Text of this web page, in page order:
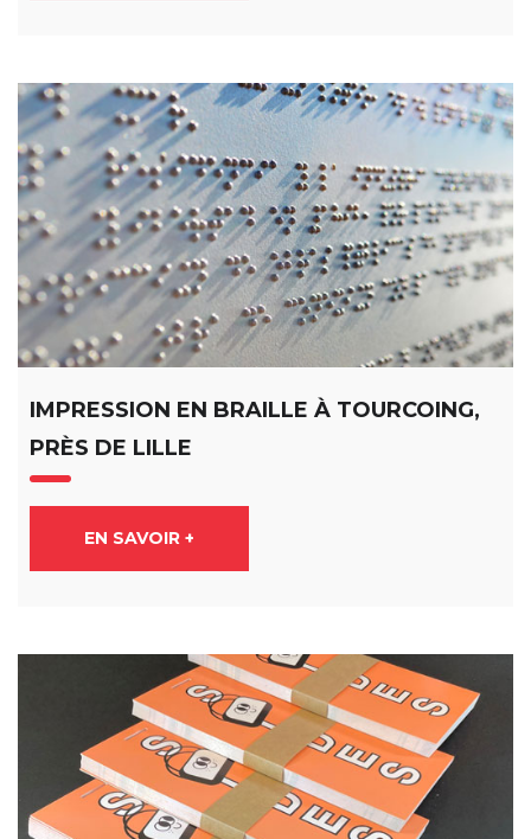
IMPRESSION EN BRAILLE À TOURCOING,
PRÈS DE LILLE
EN SAVOIR +